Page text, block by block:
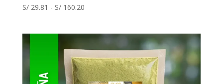
S/29.81 - S/160.20Rango
S/ 29.81
hasta
S/ 160.20